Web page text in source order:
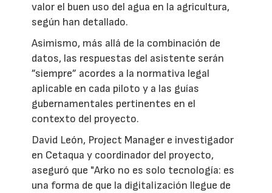
valor el buen uso del agua en la agricultura,
según han detallado.
Asimismo, más allá de la combinación de
datos, las respuestas del asistente serán
”siempre” acordes a la normativa legal
aplicable en cada piloto y a las guías
gubernamentales pertinentes en el
contexto del proyecto.
David León, Project Manager e investigador
en Cetaqua y coordinador del proyecto,
aseguró que "Arko no es solo tecnología: es
una forma de que la digitalización llegue de